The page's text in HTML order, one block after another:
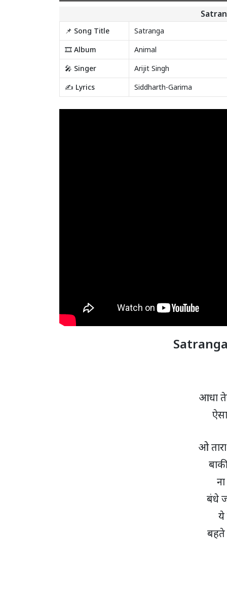
📌 Song Title
Satranga
🎞️ Album
Animal
🎤 Singer
Arijit Singh
✍️ Lyrics
Siddharth-Garima
आधा
ओ
बंधे
ये
बहते